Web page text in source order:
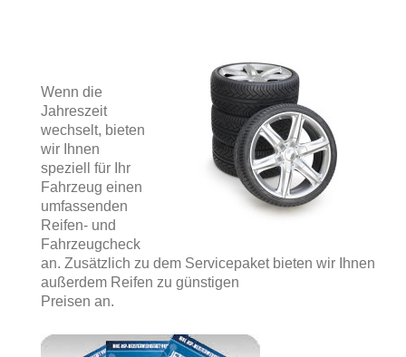
Wenn die
Jahreszeit
wechselt, bieten
wir Ihnen
speziell für Ihr
Fahrzeug einen
umfassenden
Reifen- und
Fahrzeugcheck
an. Zusätzlich zu dem Servicepaket bieten wir Ihnen
außerdem Reifen zu günstigen
Preisen an.